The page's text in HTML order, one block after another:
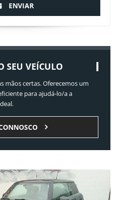
ENVIAR
SEU VEÍCULO
mãos certas. Oferecemos um
para ajudá-lo/a a